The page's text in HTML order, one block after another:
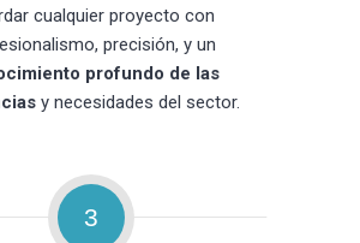
cualquier proyecto con
precisión, y un
profundo de las
y necesidades del sector.
3